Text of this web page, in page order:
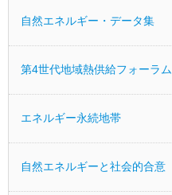
自然エネルギー・データ集
第4世代地域熱供給フォーラム
エネルギー永続地帯
自然エネルギーと社会的合意